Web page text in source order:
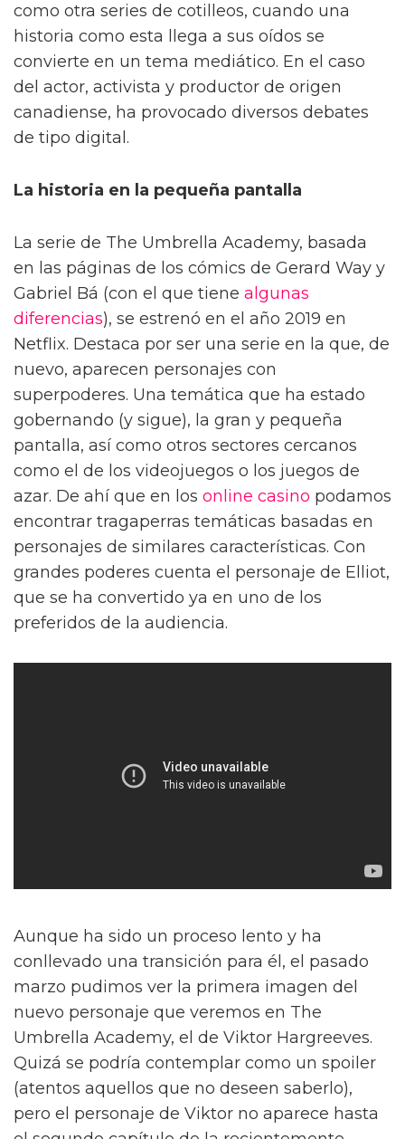
como otra series de cotilleos, cuando una
historia como esta llega a sus oídos se
convierte en un tema mediático. En el caso
del actor, activista y productor de origen
canadiense, ha provocado diversos debates
de tipo digital.
La historia en la pequeña pantalla
La serie de The Umbrella Academy, basada
en las páginas de los cómics de Gerard Way y
Gabriel Bá (con el que tiene algunas
diferencias), se estrenó en el año 2019 en
Netflix. Destaca por ser una serie en la que, de
nuevo, aparecen personajes con
superpoderes. Una temática que ha estado
gobernando (y sigue), la gran y pequeña
pantalla, así como otros sectores cercanos
como el de los videojuegos o los juegos de
azar. De ahí que en los online casino podamos
encontrar tragaperras temáticas basadas en
personajes de similares características. Con
grandes poderes cuenta el personaje de Elliot,
que se ha convertido ya en uno de los
preferidos de la audiencia.
Aunque ha sido un proceso lento y ha
conllevado una transición para él, el pasado
marzo pudimos ver la primera imagen del
nuevo personaje que veremos en The
Umbrella Academy, el de Viktor Hargreeves.
Quizá se podría contemplar como un spoiler
(atentos aquellos que no deseen saberlo),
pero el personaje de Viktor no aparece hasta